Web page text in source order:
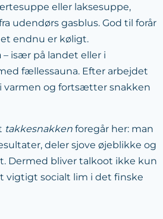
eller laksesuppe,
udendørs gasblus. God til forår
endnu er køligt.
– især på landet eller i
fællessauna. Efter arbejdet
varmen og fortsætter snakken
takkesnakken foregår her: man
deler sjove øjeblikke og
Dermed bliver talkoot ikke kun
vigtigt socialt lim i det finske